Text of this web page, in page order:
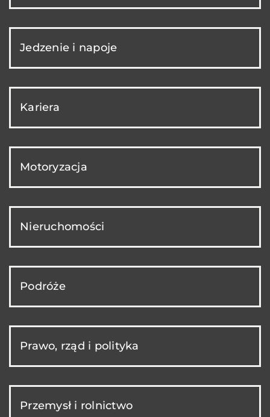
Jedzenie i napoje
Kariera
Motoryzacja
Nieruchomości
Podróże
Prawo, rząd i polityka
Przemysł i rolnictwo